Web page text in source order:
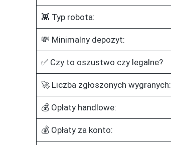
👾 Typ robota:
💸 Minimalny depozyt:
✅ Czy to oszustwo czy legalne?
🚀 Liczba zgłoszonych wygranych:
💰 Opłaty handlowe:
💰 Opłaty za konto: